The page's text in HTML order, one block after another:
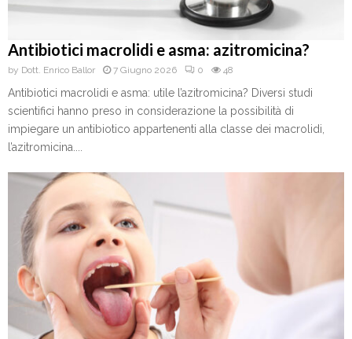
Antibiotici macrolidi e asma: azitromicina?
by Dott. Enrico Ballor 7 Giugno 2026 0 48
Antibiotici macrolidi e asma: utile l’azitromicina? Diversi studi
scientifici hanno preso in considerazione la possibilità di
impiegare un antibiotico appartenenti alla classe dei macrolidi,
l’azitromicina....